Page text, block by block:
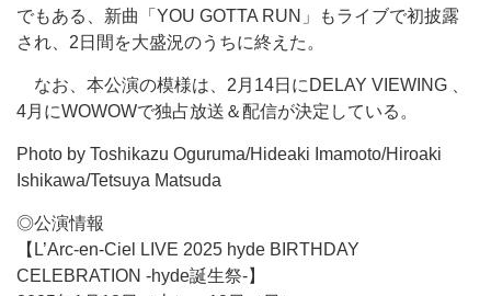
でもある、新曲「YOU GOTTA RUN」もライブで初披露
され、2日間を大盛況のうちに終えた。
なお、本公演の模様は、2月14日にDELAY VIEWING 、
4月にWOWOWで独占放送＆配信が決定している。
Photo by Toshikazu Oguruma/Hideaki Imamoto/Hiroaki
Ishikawa/Tetsuya Matsuda
◎公演情報
【L’Arc-en-Ciel LIVE 2025 hyde BIRTHDAY
CELEBRATION -hyde誕生祭-】